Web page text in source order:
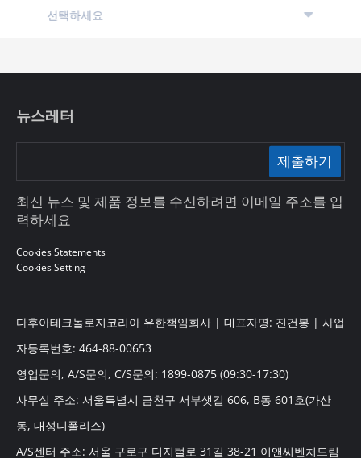
뉴스레터
제출하기
최신 뉴스 및 제품 정보를 수신하려면 이메일 주소를 입
력하세요
Cookies Statements
Cookies Setting
다후아테크놀로지코리아 유한책임회사 | 대표자명: 진건봉 | 사업
자등록번호: 464-88-00653
영업문의, A/S문의, C/S문의: 1899-0875 (09:30-17:30)
사무실 주소: 서울특별시 금천구 서부샛길 606, B동 601호(가산
동, 대성디폴리스)
A/S센터 주소: 서울 구로구 디지털로 31길 38-21 이앤씨벤처드림